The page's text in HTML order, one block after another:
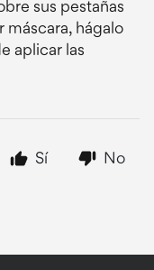
sus pestañas
máscara, hágalo
aplicar las
Sí No